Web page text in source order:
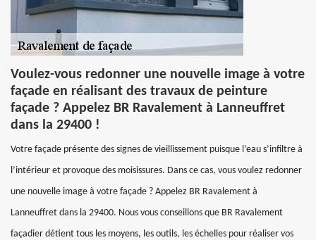
Voulez-vous redonner une nouvelle image à votre
façade en réalisant des travaux de peinture
façade ? Appelez BR Ravalement à Lanneuffret
dans la 29400 !
Votre façade présente des signes de vieillissement puisque l’eau s’infiltre à
l’intérieur et provoque des moisissures. Dans ce cas, vous voulez redonner
une nouvelle image à votre façade ? Appelez BR Ravalement à
Lanneuffret dans la 29400. Nous vous conseillons que BR Ravalement
façadier détient tous les moyens, les outils, les échelles pour réaliser vos